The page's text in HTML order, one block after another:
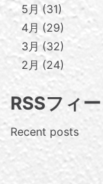
5月
31
4月
29
3月 32
2月
24
RSSフィ
Recent posts